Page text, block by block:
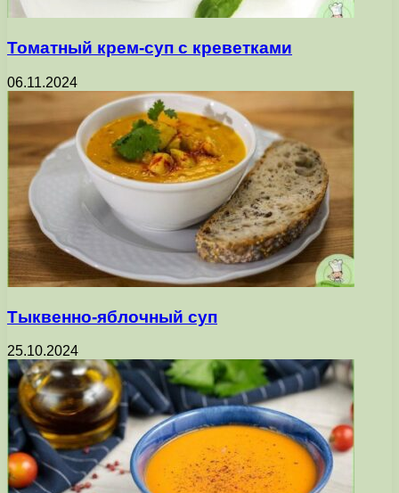
Томатный крем-суп с креветками
06.11.2024
Тыквенно-яблочный суп
25.10.2024